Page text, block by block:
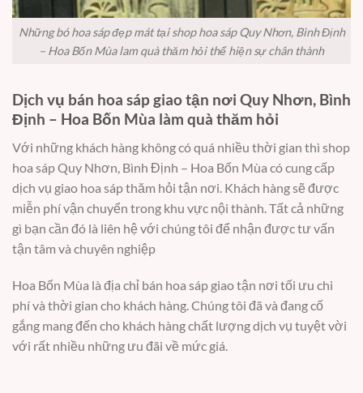
Những bó hoa sáp đẹp mát tại shop hoa sáp Quy Nhơn, Bình Định
– Hoa Bốn Mùa lam quà thăm hỏi thể hiện sự chân thành
Dịch vụ bán hoa sáp giao tận nơi Quy Nhơn, Bình
Định – Hoa Bốn Mùa làm quà thăm hỏi
Với những khách hàng không có quá nhiều thời gian thì shop
hoa sáp Quy Nhơn, Bình Định – Hoa Bốn Mùa có cung cấp
dịch vụ giao hoa sáp thăm hỏi tận nơi. Khách hàng sẽ được
miễn phí vận chuyển trong khu vực nội thành. Tất cả những
gì bạn cần đó là liên hệ với chúng tôi để nhận được tư vấn
tận tâm và chuyên nghiệp
Hoa Bốn Mùa là địa chỉ bán hoa sáp giao tận nơi tối ưu chi
phí và thời gian cho khách hàng. Chúng tôi đã và đang cố
gắng mang đến cho khách hàng chất lượng dịch vụ tuyệt vời
với rất nhiều những ưu đãi về mức giá.